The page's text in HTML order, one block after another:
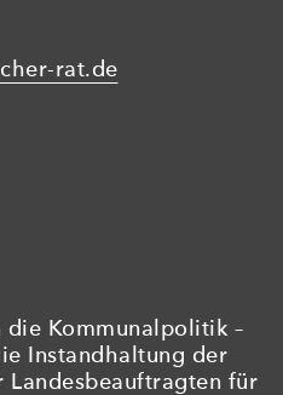
rat.de
die Kommunalpolitik –
Instandhaltung der
Landesbeauftragten für